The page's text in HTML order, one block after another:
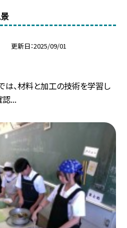
更新日 2025/09/01
は、材料と加工の技術を学習し
認...